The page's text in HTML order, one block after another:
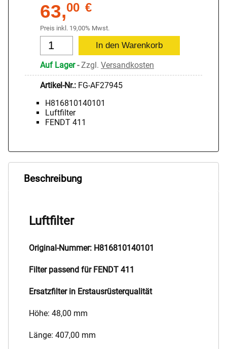
63,00 €
Preis inkl. 19,00% Mwst.
Auf Lager-Zzgl. Versandkosten
Artikel-Nr.: FG-AF27945
H816810140101
Luftfilter
FENDT 411
Beschreibung
Luftfilter
Original-Nummer: H816810140101
Filter passend für FENDT 411
Ersatzfilter in Erstausrüsterqualität
Höhe: 48,00 mm
Länge: 407,00 mm